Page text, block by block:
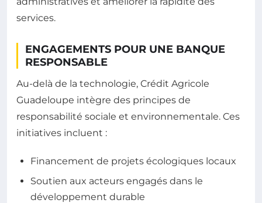
services.
ENGAGEMENTS POUR UNE BANQUE
RESPONSABLE
Au-delà de la technologie, Crédit Agricole
Guadeloupe intègre des principes de
responsabilité sociale et environnementale. Ces
initiatives incluent :
Financement de projets écologiques locaux
Soutien aux acteurs engagés dans le
développement durable